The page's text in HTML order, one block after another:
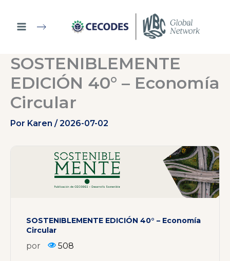
contenido
SOSTENIBLEMENTE
EDICIÓN 40° – Economía
Circular
Por Karen /2026-07-02
SOSTENIBLEMENTE EDICIÓN 40° – Economía
Circular
por 508